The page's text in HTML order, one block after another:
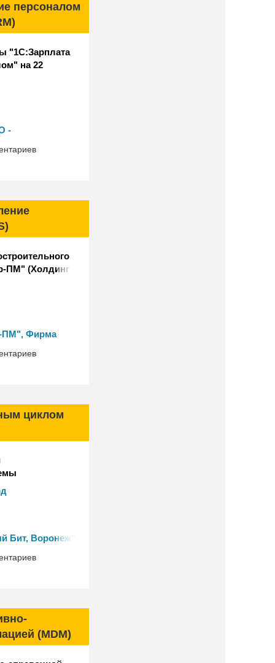
персоналом
"1С:Зарплата
на 22
-
ПМ" (Холдинг
ПМ", Фирма
циклом
Бит, Воронеж"
(MDM)